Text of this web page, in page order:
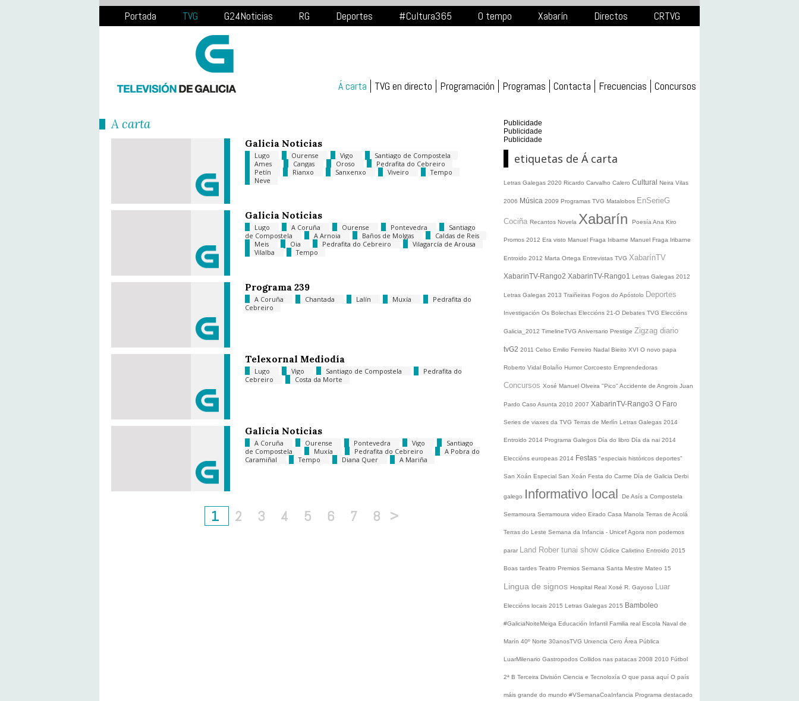
Portada TVG G24Noticias RG Deportes #Cultura365 O tempo Xabarín Directos CRTVG
Á carta TVG en directo Programación Programas Contacta Frecuencias Concursos
Á carta
Galicia Noticias
Lugo Ourense Vigo
Santiago de Compostela
Ames
Cangas Oroso
Pedrafita do Cebreiro
Petín
Rianxo Sanxenxo Viveiro
Tempo
Neve
Galicia Noticias
Lugo A Coruña Ourense Pontevedra
Santiago
de Compostela
A Arnoia Baños de Molgas
Caldas de Reis
Meis
Oia Pedrafita do Cebreiro
Vilagarcía de Arousa
Vilalba
Tempo
Programa 239
A Coruña Chantada Lalín Muxía
Pedrafita do
Cebreiro
Telexornal Mediodía
Lugo Vigo Santiago de Compostela
Pedrafita do
Cebreiro
Costa da Morte
Galicia Noticias
A Coruña Ourense Pontevedra Vigo
Santiago
de Compostela
Muxía Pedrafita do Cebreiro
A Pobra do
Caramiñal
Tempo Diana Quer A Mariña
1 2 3 4 5 6 7 8 >
Publicidade
Publicidade
Publicidade
etiquetas de Á carta
Letras Galegas 2020 Ricardo Carvalho Calero Cultural Neira Vilas
2006 Música 2009 Programas TVG Matalobos EnSerieG
Cociña Recantos Novela Xabarín Poesía Ana Kiro
Promos 2012 Era visto Manuel Fraga Iribarne Manuel Fraga Iribarne
Entroido 2012 Marta Ortega Entrevistas TVG XabarínTV
XabarinTV-Rango2 XabarinTV-Rango1 Letras Galegas 2012
Letras Galegas 2013 Traiñeiras Fogos do Apóstolo Deportes
Investigación Os Bolechas Eleccións 21-O Debates TVG Eleccións
Galicia_2012 TimelineTVG Aniversario Prestige Zigzag diario
tvG2 2011 Celso Emilio Ferreiro Nadal Bieito XVI O novo papa
Roberto Vidal Bolaño Humor Corcoesto Emprendedoras
Concursos Xosé Manuel Olveira "Pico" Accidente de Angrois Juan
Pardo Caso Asunta 2010 2007 XabarinTV-Rango3 O Faro
Series de viaxes da TVG Terras de Merlín Letras Galegas 2014
Entroido 2014 Programa Galegos Día do libro Día da nai 2014
Eleccións europeas 2014 Festas "especiais históricos deportes"
San Xoán Especial San Xoán Festa do Carme Día de Galicia Derbi
galego Informativo local De Asís a Compostela
Serramoura Serramoura video Eirado Casa Manola Terras de Acolá
Terras do Leste Semana da Infancia - UnicefAgora non podemos
parar Land Rober tunai show Códice Calixtino Entroido 2015
Boas tardes Teatro Premios Semana Santa Mestre Mateo 15
Lingua de signos Hospital Real Xosé R. Gayoso Luar
Eleccións locais 2015 Letras Galegas 2015 Bamboleo
#GaliciaNoiteMeiga Educación Infantil Familia real Escola Naval de
Marín 40º Norte 30anosTVG Urxencia Cero Área Pública
LuarMilenario Gastropodos Collidos nas patacas 2008 2010 Fútbol
2ª B Terceira División Ciencia e Tecnoloxía O que pasa aquí O país
máis grande do mundo #VSemanaCoaInfancia Programa destacado